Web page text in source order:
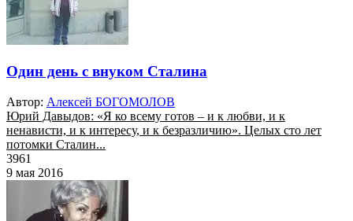
Один день с внуком Сталина
Автор: Алексей БОГОМОЛОВ
Юрий Давыдов: «Я ко всему готов – и к любви, и к
ненависти, и к интересу, и к безразличию». Целых сто лет
потомки Сталин...
3961
9 мая 2016